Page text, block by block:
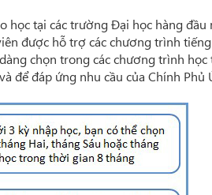
học tại các trường Đại học hàng đầu
được hỗ trợ các chương trình
chọn trong các chương trình học
để đáp ứng nhu cầu của Chính Phủ